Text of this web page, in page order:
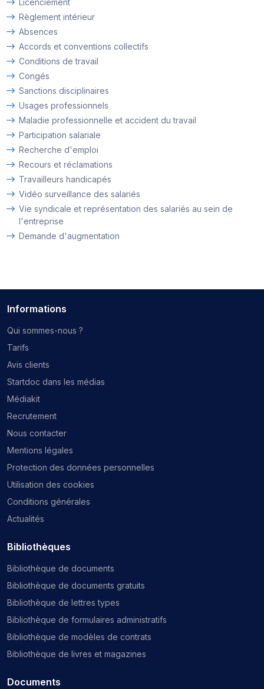
Licenciement
Règlement intérieur
Absences
Accords et conventions collectifs
Conditions de travail
Congés
Sanctions disciplinaires
Usages professionnels
Maladie professionnelle et accident du travail
Participation salariale
Recherche d'emploi
Recours et réclamations
Travailleurs handicapés
Vidéo surveillance des salariés
Vie syndicale et représentation des salariés au sein de
l'entreprise
Demande d'augmentation
Informations
Qui sommes-nous ?
Tarifs
Avis clients
Startdoc dans les médias
Médiakit
Recrutement
Nous contacter
Mentions légales
Protection des données personnelles
Utilisation des cookies
Conditions générales
Actualités
Documents
Bibliothèques
Bibliothèque de documents
Bibliothèque de documents gratuits
Bibliothèque de lettres types
Bibliothèque de formulaires administratifs
Bibliothèque de modèles de contrats
Bibliothèque de livres et magazines